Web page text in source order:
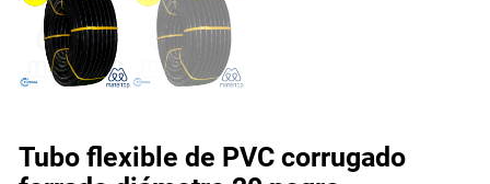
Tubo flexible de PVC corrugado